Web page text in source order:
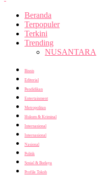
Beranda
Terpopuler
Terkini
Trending
NUSANTARA
Bisnis
Editorial
Pendidikan
Entertainment
Metropolitan
Hukum & Kriminal
Internasional
Internasional
Nasional
Politik
Sosial & Budaya
Profile Tokoh